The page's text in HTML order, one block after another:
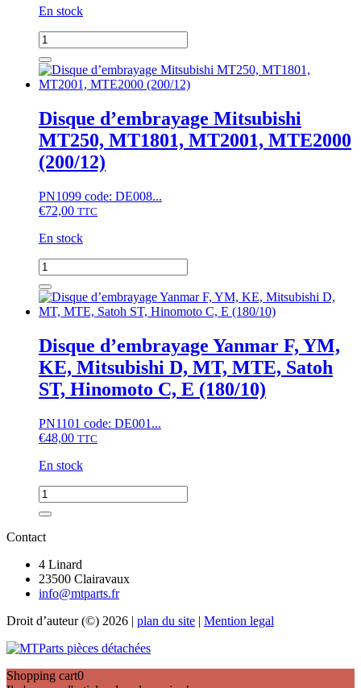
En stock
quantité
de
Disque
d'embrayage
A,
B,
B1,
ZB,
KB,
F,
Mitsubishi
Hinomoto
(200/10)
Disque d’embrayage Mitsubishi
MT250, MT1801, MT2001, MTE2000
(200/12)
PN1099 code: DE008...
€72,00 TTC
En stock
quantité
de
Disque
d’embrayage
MT250,
MT1801,
MT2001,
MTE2000
(200/12)
Disque d’embrayage Yanmar F, YM,
KE, Mitsubishi D, MT, MTE, Satoh
ST, Hinomoto C, E (180/10)
PN1101 code: DE001...
€48,00 TTC
En stock
quantité
de
Disque
d’embrayage
F,
YM,
KE,
D,
MTE,
Satoh
ST,
Contact
4 Linard
23500 Clairavaux
info@mtparts.fr
Droit d’auteur (©) 2026 | plan du site | Mention legal
Shopping cart0